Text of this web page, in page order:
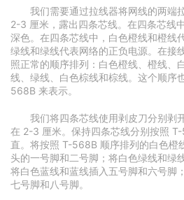
我们需要通过拉线器将网线的两端
2-3 厘米，露出四条芯线。在四条芯线
深色。在四条芯线中，白色橙线和橙线
绿线和绿线代表网络的正负电源。在接
照正常的顺序排列：白色橙线、橙线、
线、绿线、白色棕线和棕线。这个顺序
568B 来表示。
我们将四条芯线使用剥皮刀分别剥
在 2-3 厘米。保持四条芯线分别按照
直。将按照 T-568B 顺序排列的白色橙
头的一号脚和二号脚；将白色绿线和绿
将白色蓝线和蓝线插入五号脚和六号脚
七号脚和八号脚。